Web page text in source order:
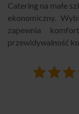
Catering na małe
ekonomiczny.
zapewnia
przewidywalność